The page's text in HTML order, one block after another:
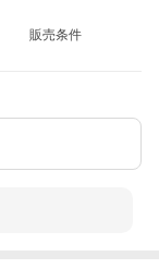
販売条件